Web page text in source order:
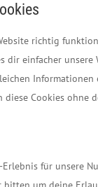
richtig
einfacher unsere
Cookies ohne
für unsere